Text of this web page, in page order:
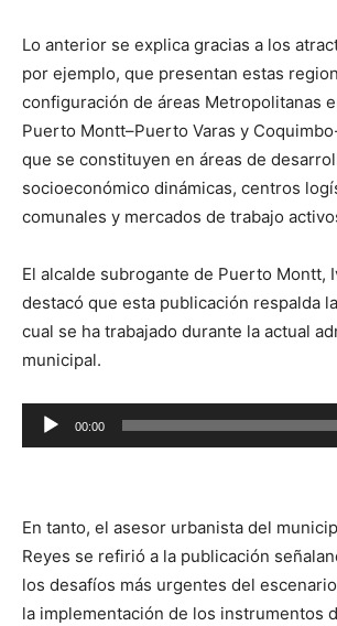
Lo anterior se explica gracias a los
por ejemplo, que presentan estas
configuración de áreas Metropolitanas
Puerto Montt–Puerto Varas y
que se constituyen en áreas de
socioeconómico dinámicas, centros
comunales y mercados de trabajo
El alcalde subrogante de Puerto Montt,
destacó que esta publicación respalda
cual se ha trabajado durante la actual
municipal.
Reproductor
de
00:00
En tanto, el asesor urbanista del
Reyes se refirió a la publicación
los desafíos más urgentes del
la implementación de los instrumentos